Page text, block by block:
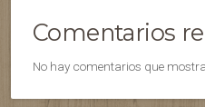
Comentarios
No hay comentarios que